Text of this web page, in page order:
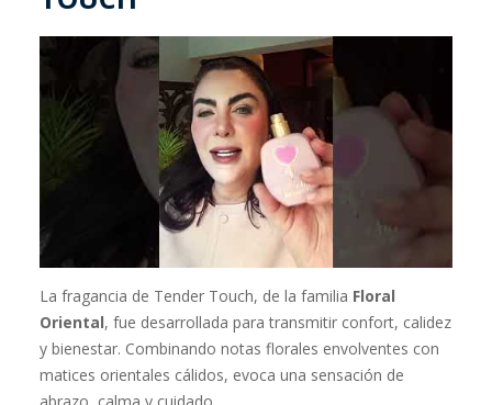
La fragancia de Tender Touch, de la familia Floral
Oriental, fue desarrollada para transmitir confort, calidez
y bienestar. Combinando notas florales envolventes con
matices orientales cálidos, evoca una sensación de